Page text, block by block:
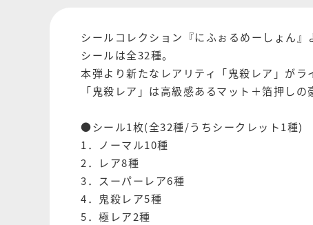
シールコレクション『にふぉるめーしょん』
シールは全32種。
本弾より新たなレアリティ「鬼殺レア」がラ
「鬼殺レア」は高級感あるマット＋箔押しの
●シール1枚(全32種/うちシークレット1種)
1．ノーマル10種
2．レア8種
3．スーパーレア6種
4．鬼殺レア5種
5．極レア2種